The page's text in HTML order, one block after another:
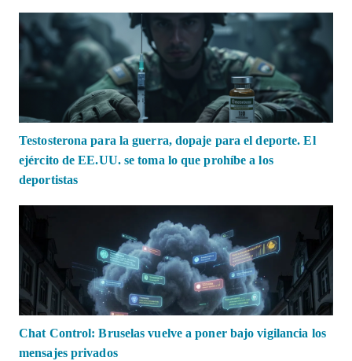
Testosterona para la guerra, dopaje para el deporte. El
ejército de EE.UU. se toma lo que prohíbe a los
deportistas
Chat Control: Bruselas vuelve a poner bajo vigilancia los
mensajes privados